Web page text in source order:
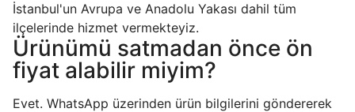
İstanbul'un Avrupa ve Anadolu Yakası dahil tüm
ilçelerinde hizmet vermekteyiz.
Ürünümü satmadan önce ön
fiyat alabilir miyim?
Evet. WhatsApp üzerinden ürün bilgilerini göndererek